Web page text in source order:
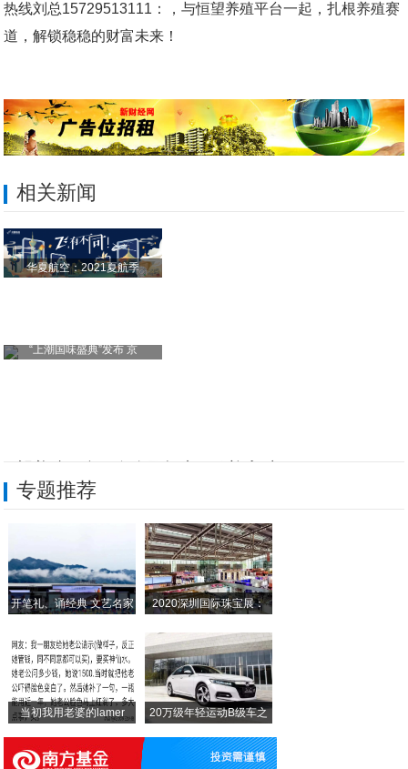
热线刘总15729513111：，与恒望养殖平台一起，扎根养殖赛
道，解锁稳稳的财富未来！
相关新闻
华夏航空：2021夏航季
“上潮国味盛典”发布 京
谜陽永军平台火爆招商——共乘趋势东风，共
梅勇五金平台聚焦五金行业快速发展，诚邀您
节能型电热保温炉平台聚焦保温炉行业火速发
2025中国建筑品牌计划、全国工程质量金
专题推荐
开笔礼、诵经典 文艺名家 2020深圳国际珠宝展：
当初我用老婆的lamer 20万级年轻运动B级车之